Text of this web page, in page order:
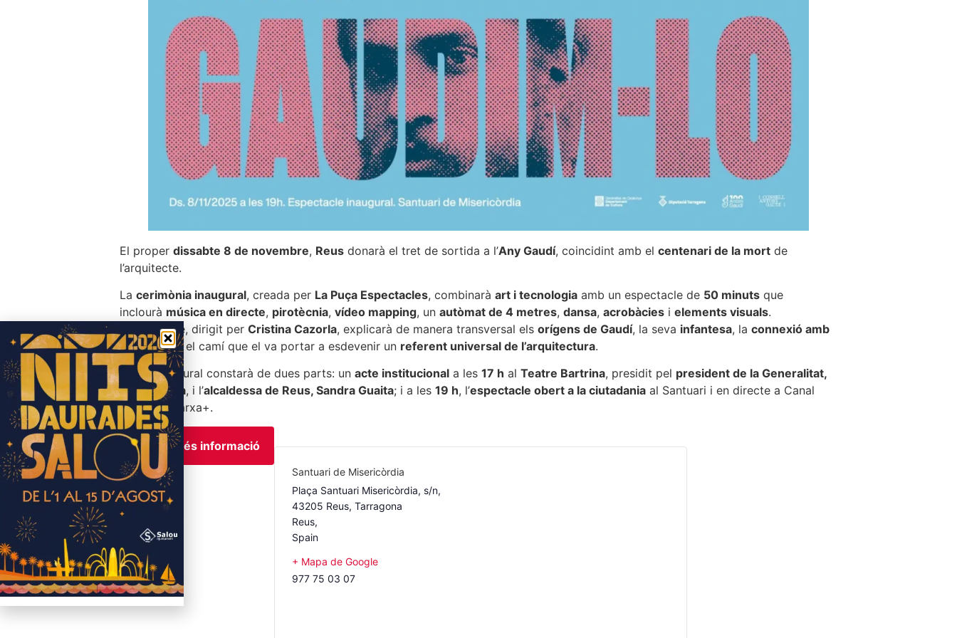
El proper dissabte 8 de novembre, Reus donarà el tret de sortida a l’Any Gaudí, coincidint amb el centenari de la mort de
l’arquitecte.
La cerimònia inaugural, creada per La Puça Espectacles, combinarà art i tecnologia amb un espectacle de 50 minuts que
inclourà música en directe, pirotècnia, vídeo mapping, un autòmat de 4 metres, dansa, acrobàcies i elements visuals.
L’espectacle, dirigit per Cristina Cazorla, explicarà de manera transversal els orígens de Gaudí, la seva infantesa, la connexió amb
el territorii el camí que el va portar a esdevenir un referent universal de l’arquitectura.
L’acte inaugural constarà de dues parts: un acte institucional a les 17 h al Teatre Bartrina, presidit pel president de la Generalitat,
Salvador Illa, i l’alcaldessa de Reus, Sandra Guaita; i a les 19 h, l’espectacle obert a la ciutadania al Santuari i en directe a Canal
Reus i La Xarxa+.
Gratuït
Més informació
Santuari de Misericòrdia
Plaça Santuari Misericòrdia, s/n,
43205 Reus, Tarragona
Reus,
Spain
+ Mapa de Google
977 75 03 07